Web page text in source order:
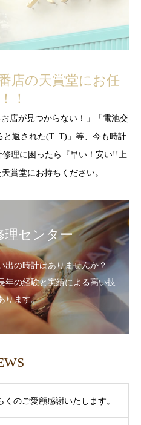
店の天賞堂にお任
！
店が見つからない！」「電池交
返された(T_T)」等、今も時計
理に困ったら『早い！安い!!上
賞堂にお持ちください。
理センター
出の時計はありませんか？
年の経験と実績による高い技
ります。
くのご愛顧感謝いたします。